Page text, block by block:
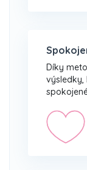
Díky